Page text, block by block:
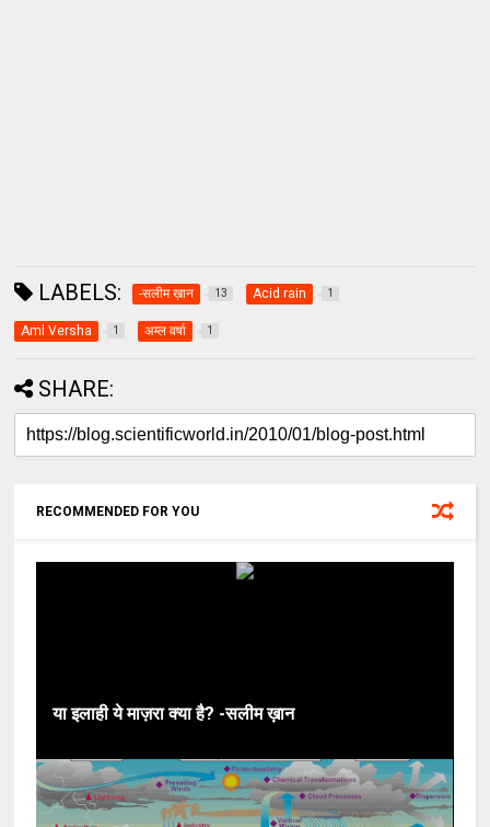
LABELS: -सलीम ख़ान 13 Acid rain 1
Aml Versha 1 अम्ल वर्षा 1
SHARE:
RECOMMENDED FOR YOU
या इलाही ये माज़रा क्या है? -सलीम ख़ान